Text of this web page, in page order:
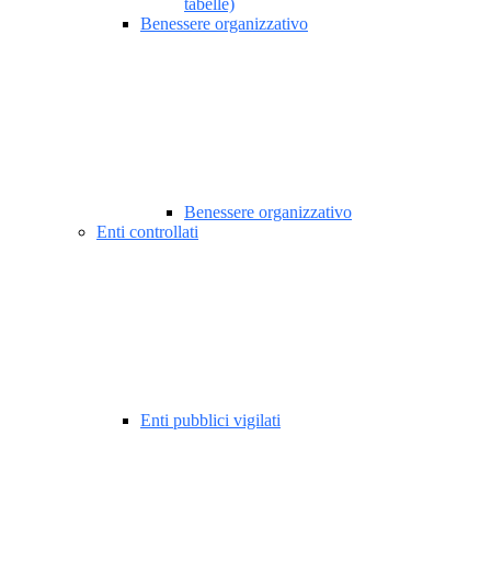
tabelle)
Benessere organizzativo
Benessere organizzativo
Enti controllati
Enti pubblici vigilati